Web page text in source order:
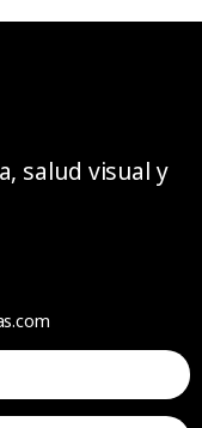
salud visual y